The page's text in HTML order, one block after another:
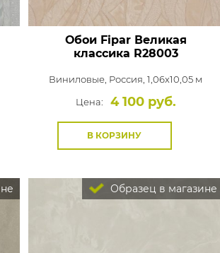
Обои Fipar Великая
классика R28003
Виниловые, Россия, 1,06x10,05 м
Цена:
4 100 руб.
В КОРЗИНУ
Образец в магазине